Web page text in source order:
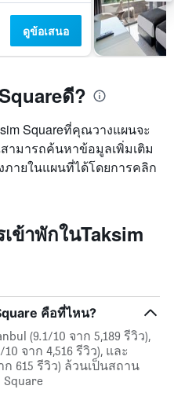
ดูข้อเสนอ
ดี?
Squareที่คุณวางแผนจะ
ามารถค้นหาข้อมูลเพิ่มเติม
ภายในแผนที่ได้โดยการคลิก
ข้าพักในTaksim
คือที่ไหน?
(9.1/10 จาก 5,189 รีวิว),
จาก 4,516 รีวิว), และ
615 รีวิว) ล้วนเป็นสถาน